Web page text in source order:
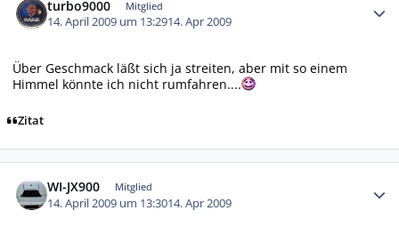
turbo9000 Mitglied
14. April 2009 um 13:2914. Apr 2009
Über Geschmack läßt sich ja streiten, aber mit so einem
Himmel könnte ich nicht rumfahren....
Zitat
WI-JX900 Mitglied
14. April 2009 um 13:3014. Apr 2009